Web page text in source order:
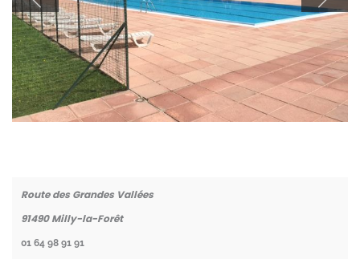
Route des Grandes Vallées
91490 Milly-la-Forêt
01 64 98 91 91